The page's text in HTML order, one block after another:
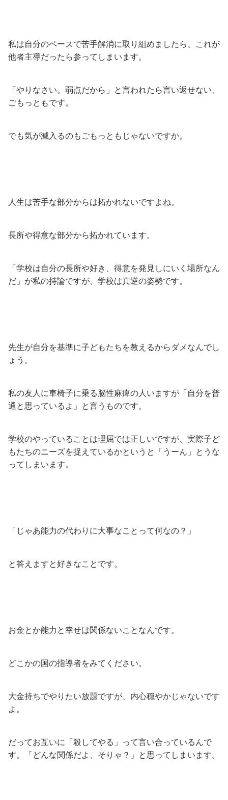
私は自分のペースで苦手解消に取り組めましたら、これが
他者主導だったら参ってしまいます。
「やりなさい。弱点だから」と言われたら言い返せない、
ごもっともです。
でも気が滅入るのもごもっともじゃないですか。
人生は苦手な部分からは拓かれないですよね。
長所や得意な部分から拓かれています。
「学校は自分の長所や好き、得意を発見しにいく場所なん
だ」が私の持論ですが、学校は真逆の姿勢です。
先生が自分を基準に子どもたちを教えるからダメなんでし
ょう。
私の友人に車椅子に乗る脳性麻痺の人いますが「自分を普
通と思っているよ」と言うものです。
学校のやっていることは理屈では正しいですが、実際子ど
もたちのニーズを捉えているかというと「うーん」とうな
ってしまいます。
「じゃあ能力の代わりに大事なことって何なの？」
と答えますと好きなことです。
お金とか能力と幸せは関係ないことなんです。
どこかの国の指導者をみてください。
大金持ちでやりたい放題ですが、内心穏やかじゃないです
よ。
だってお互いに「殺してやる」って言い合っているんで
す。「どんな関係だよ、そりゃ？」と思ってしまいます。